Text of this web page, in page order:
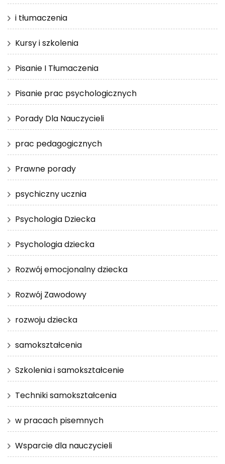
i tłumaczenia
Kursy i szkolenia
Pisanie I Tłumaczenia
Pisanie prac psychologicznych
Porady Dla Nauczycieli
prac pedagogicznych
Prawne porady
psychiczny ucznia
Psychologia Dziecka
Psychologia dziecka
Rozwój emocjonalny dziecka
Rozwój Zawodowy
rozwoju dziecka
samokształcenia
Szkolenia i samokształcenie
Techniki samokształcenia
w pracach pisemnych
Wsparcie dla nauczycieli